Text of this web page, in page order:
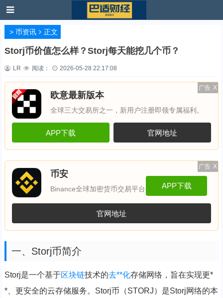
> 币资讯 正文
Storj币价值怎么样？Storj每天能挖几个币？
LR 阅读： 2026-05-28 22:17:08
广告 X
欧意最新版本
全球三大交易所之一，新用户注册即领专属福利。
APP下载 官网地址
广告 X
币安
Binance全球加密货币交易平台 APP下载
官网地址
一、Storj币简介
Storj是一个基于区块链技术的去**化存储网络，旨在实现更*
*、更安全的云存储服务。Storj币（STORJ）是Storj网络的本